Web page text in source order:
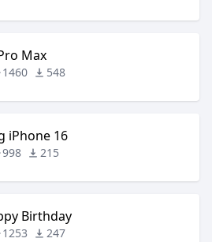
Max
1460 548
iPhone 16
998 215
Birthday
1253 247